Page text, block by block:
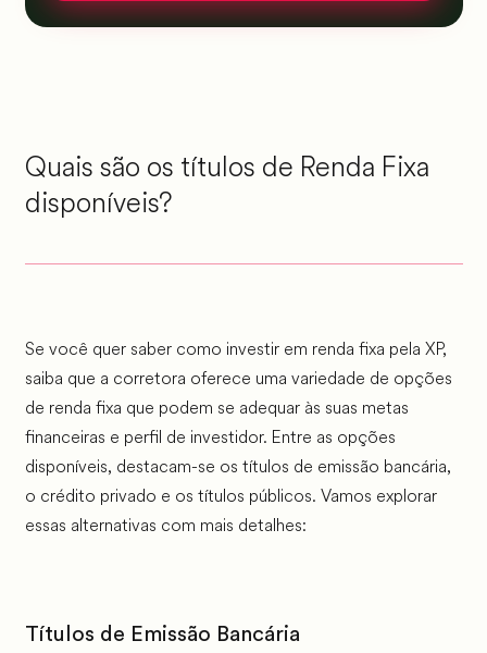
Quais são os títulos de Renda Fixa
disponíveis?
Se você quer saber como investir em renda fixa pela XP,
saiba que a corretora oferece uma variedade de opções
de renda fixa que podem se adequar às suas metas
financeiras e perfil de investidor. Entre as opções
disponíveis, destacam-se os títulos de emissão bancária,
o crédito privado e os títulos públicos. Vamos explorar
essas alternativas com mais detalhes:
Títulos de Emissão Bancária